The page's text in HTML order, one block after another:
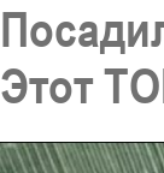
Этот